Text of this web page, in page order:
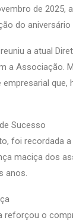
de
do
a atual
a Associação.
empresarial
Sucesso
foi recordada
maciça dos
anos.
reforçou o